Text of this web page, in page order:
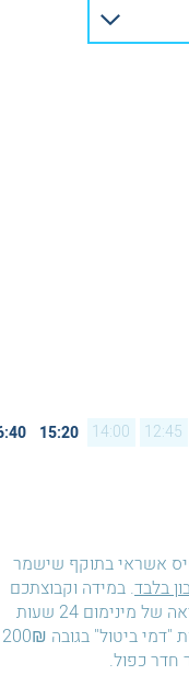
12:45
14:00
15:20
אשראי בתוקף שישמר
בלבד. במידה וקבוצתכם
לא תתייצב למשחק ללא התראה של מינימום 24 שעות
לפני מועד המשחק נאלץ לגבות "דמי ביטול" בגובה 200₪